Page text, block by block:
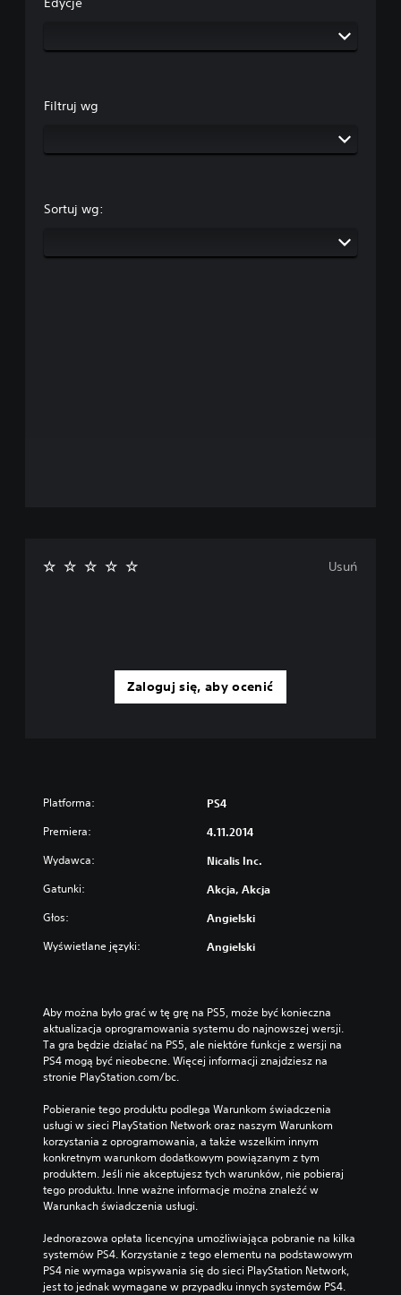
Filtruj wg
Sortuj wg:
Zaloguj się, aby ocenić
Usuń
Platforma: PS4
Premiera: 4.11.2014
Wydawca: Nicalis Inc.
Gatunki: Akcja, Akcja
Głos: Angielski
Wyświetlane języki: Angielski
Aby można było grać w tę grę na PS5, może być konieczna
aktualizacja oprogramowania systemu do najnowszej wersji.
Ta gra będzie działać na PS5, ale niektóre funkcje z wersji na
PS4 mogą być nieobecne. Więcej informacji znajdziesz na
stronie PlayStation.com/bc.
Pobieranie tego produktu podlega Warunkom świadczenia
usługi w sieci PlayStation Network oraz naszym Warunkom
korzystania z oprogramowania, a także wszelkim innym
konkretnym warunkom dodatkowym powiązanym z tym
produktem. Jeśli nie akceptujesz tych warunków, nie pobieraj
tego produktu. Inne ważne informacje można znaleźć w
Warunkach świadczenia usługi.
Jednorazowa opłata licencyjna umożliwiająca pobranie na kilka
systemów PS4. Korzystanie z tego elementu na podstawowym
PS4 nie wymaga wpisywania się do sieci PlayStation Network,
jest to jednak wymagane w przypadku innych systemów PS4.